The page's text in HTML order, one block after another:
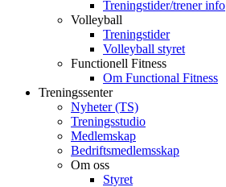
Treningstider/trener info
Volleyball
Treningstider
Volleyball styret
Functionell Fitness
Om Functional Fitness
Treningssenter
Nyheter (TS)
Treningsstudio
Medlemskap
Bedriftsmedlemsskap
Om oss
Styret